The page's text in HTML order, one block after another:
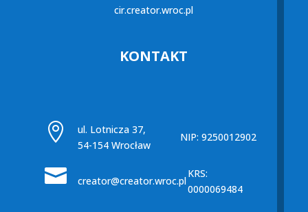
cir.creator.wroc.pl
KONTAKT

ul. Lotnicza 37,
54-154 Wrocław
NIP: 9250012902
 creator@creator.wroc.pl
KRS:
0000069484